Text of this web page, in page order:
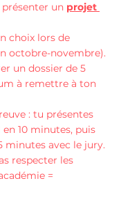
un projet
choix lors de
octobre-novembre).
un dossier de 5
à remettre à ton
: tu présentes
10 minutes, puis
minutes avec le jury.
respecter les
=